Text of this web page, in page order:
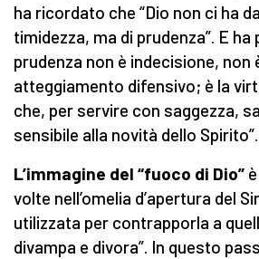
ha ricordato che “Dio non ci ha
timidezza, ma di prudenza”. E
prudenza non è indecisione, non
atteggiamento difensivo; è la
che, per servire con saggezza,
sensibile alla novità dello Spirito”.
L’immagine del “fuoco di Dio”
volte nell’omelia d’apertura del
utilizzata per contrapporla a
divampa e divora”. In questo